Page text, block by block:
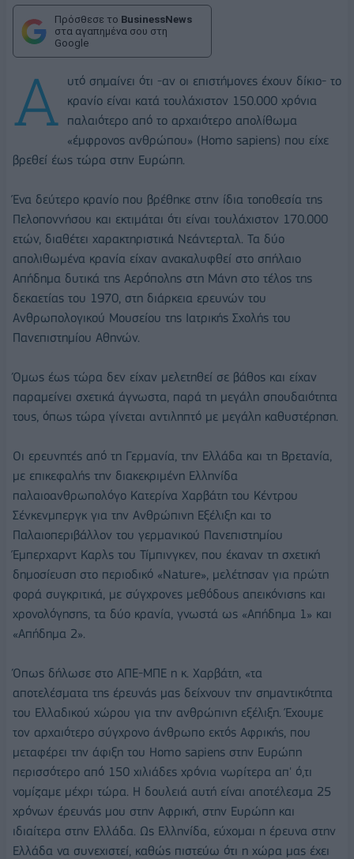
Πρόσθεσε το BusinessNews
στα αγαπημένα σου στη
Google
Α
υτό σημαίνει ότι -αν οι επιστήμονες έχουν δίκιο- το
κρανίο είναι κατά τουλάχιστον 150.000 χρόνια
παλαιότερο από το αρχαιότερο απολίθωμα
«έμφρονος ανθρώπου» (Homo sapiens) που είχε
βρεθεί έως τώρα στην Ευρώπη.
Ένα δεύτερο κρανίο που βρέθηκε στην ίδια τοποθεσία της
Πελοποννήσου και εκτιμάται ότι είναι τουλάχιστον 170.000
ετών, διαθέτει χαρακτηριστικά Νεάντερταλ. Τα δύο
απολιθωμένα κρανία είχαν ανακαλυφθεί στο σπήλαιο
Απήδημα δυτικά της Αερόπολης στη Μάνη στο τέλος της
δεκαετίας του 1970, στη διάρκεια ερευνών του
Ανθρωπολογικού Μουσείου της Ιατρικής Σχολής του
Πανεπιστημίου Αθηνών.
Όμως έως τώρα δεν είχαν μελετηθεί σε βάθος και είχαν
παραμείνει σχετικά άγνωστα, παρά τη μεγάλη σπουδαιότητα
τους, όπως τώρα γίνεται αντιληπτό με μεγάλη καθυστέρηση.
Οι ερευνητές από τη Γερμανία, την Ελλάδα και τη Βρετανία,
με επικεφαλής την διακεκριμένη Ελληνίδα
παλαιοανθρωπολόγο Κατερίνα Χαρβάτη του Κέντρου
Σένκενμπεργκ για την Ανθρώπινη Εξέλιξη και το
Παλαιοπεριβάλλον του γερμανικού Πανεπιστημίου
Έμπερχαρντ Καρλς του Τίμπινγκεν, που έκαναν τη σχετική
δημοσίευση στο περιοδικό «Nature», μελέτησαν για πρώτη
φορά συγκριτικά, με σύγχρονες μεθόδους απεικόνισης και
χρονολόγησης, τα δύο κρανία, γνωστά ως «Απήδημα 1» και
«Απήδημα 2».
Όπως δήλωσε στο ΑΠΕ-ΜΠΕ η κ. Χαρβάτη, «τα
αποτελέσματα της έρευνάς μας δείχνουν την σημαντικότητα
του Ελλαδικού χώρου για την ανθρώπινη εξέλιξη. Έχουμε
τον αρχαιότερο σύγχρονο άνθρωπο εκτός Αφρικής, που
μεταφέρει την άφιξη του Homo sapiens στην Ευρώπη
περισσότερο από 150 χιλιάδες χρόνια νωρίτερα απ' ό,τι
νομίζαμε μέχρι τώρα. Η δουλειά αυτή είναι αποτέλεσμα 25
χρόνων έρευνάς μου στην Αφρική, στην Ευρώπη και
ιδιαίτερα στην Ελλάδα. Ως Ελληνίδα, εύχομαι η έρευνα στην
Ελλάδα να συνεχιστεί, καθώς πιστεύω ότι η χώρα μας έχει